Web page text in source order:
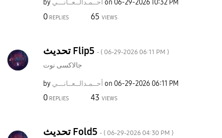
by أحــمـدالــعــانـــي on ‎06-29-202610:32 PM
0 REPLIES 65 VIEWS
تحديث Flip5 - ( ‎06-29-2026 06:11 PM )
جالاكسى نوت
by أحــمـدالــعــانـــي on ‎06-29-2026 06:11 PM
0 REPLIES 43 VIEWS
تحديث Fold5 - ( ‎06-29-2026 04:30 PM )